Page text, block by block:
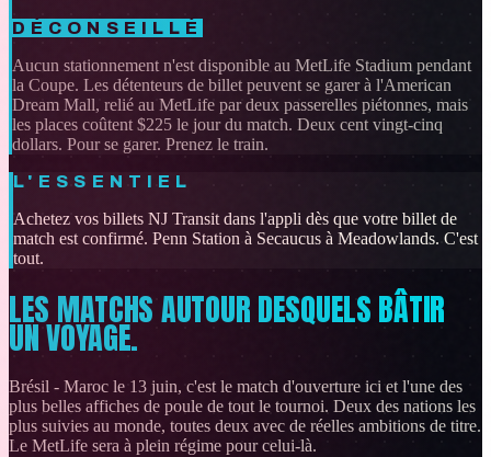
DÉCONSEILLÉ
Aucun stationnement n'est disponible au MetLife Stadium pendant
la Coupe. Les détenteurs de billet peuvent se garer à l'American
Dream Mall, relié au MetLife par deux passerelles piétonnes, mais
les places coûtent $225 le jour du match. Deux cent vingt-cinq
dollars. Pour se garer. Prenez le train.
L'ESSENTIEL
Achetez vos billets NJ Transit dans l'appli dès que votre billet de
match est confirmé. Penn Station à Secaucus à Meadowlands. C'est
tout.
LES MATCHS AUTOUR DESQUELS BÂTIR
UN VOYAGE.
Brésil - Maroc le 13 juin, c'est le match d'ouverture ici et l'une des
plus belles affiches de poule de tout le tournoi. Deux des nations les
plus suivies au monde, toutes deux avec de réelles ambitions de titre.
Le MetLife sera à plein régime pour celui-là.